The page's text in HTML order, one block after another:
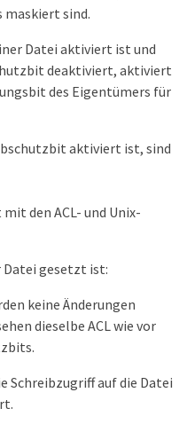
sind.
Datei aktiviert ist und
deaktiviert, aktiviert
des Eigentümers für
aktiviert ist, sind
den ACL- und Unix-
Datei gesetzt ist:
keine Änderungen
dieselbe ACL wie vor
Schreibzugriff auf die Datei